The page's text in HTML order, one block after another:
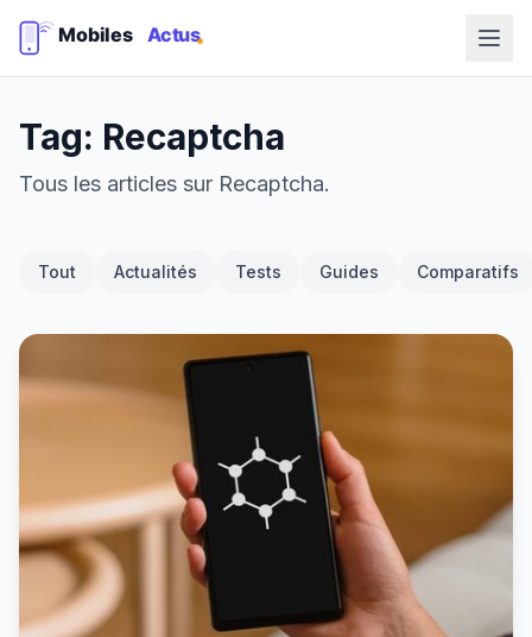
Tag: Recaptcha
Tous les articles sur Recaptcha.
Tout Actualités Tests Guides Comparatifs